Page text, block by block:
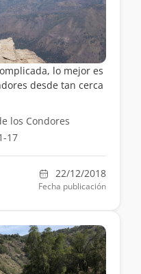
lo mejor es
desde tan cerca
los Condores
17
22/12/2018
Fecha publicación